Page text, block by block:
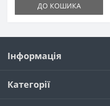
ДО КОШИКА
Інформація
Категорії